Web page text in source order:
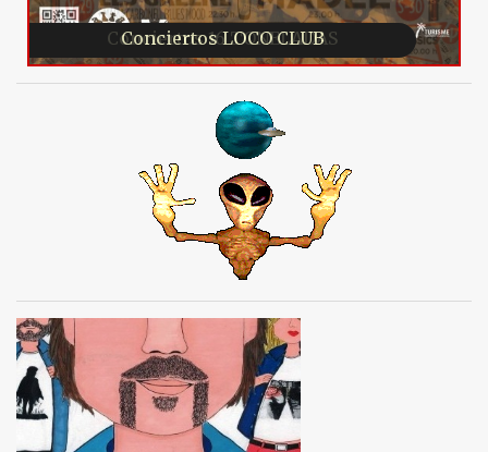
Conciertos LOCO CLUB